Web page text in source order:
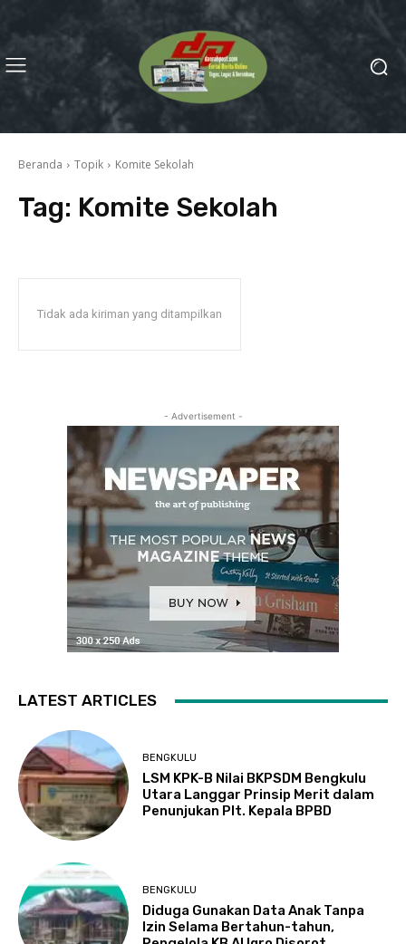
Beranda Topik Komite Sekolah
Tag: Komite Sekolah
Tidak ada kiriman yang ditampilkan
- Advertisement -
LATEST ARTICLES
BENGKULU
LSM KPK-B Nilai BKPSDM Bengkulu
Utara Langgar Prinsip Merit dalam
Penunjukan Plt. Kepala BPBD
BENGKULU
Diduga Gunakan Data Anak Tanpa
Izin Selama Bertahun-tahun,